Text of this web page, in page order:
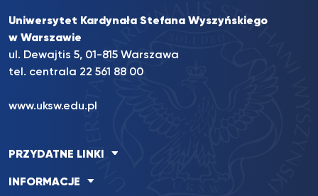
Uniwersytet Kardynała Stefana Wyszyńskiego
w Warszawie
ul. Dewajtis 5, 01-815 Warszawa
tel. centrala 22 561 88 00
www.uksw.edu.pl
PRZYDATNE LINKI
INFORMACJE